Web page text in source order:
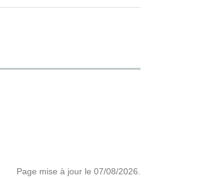
Page mise à jour le 07/08/2026.